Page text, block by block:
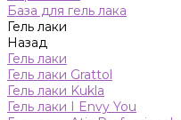
База для гель лака
Гель лаки
Назад
Гель лаки
Гель лаки Grattol
Гель лаки Kukla
Гель лаки I Envy You